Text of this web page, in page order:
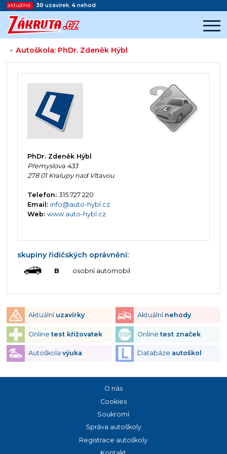
aktuálně: 30 uzavírek, 4 nehod
>Autoškola: PhDr. Zdeněk Hýbl
Začátek reklamy
Konec reklamy
PhDr. Zdeněk Hýbl
Přemyslova 433
278 01 Kralupy nad Vltavou
Telefon: 315 727 220
Email: info@auto-hybl.cz
Web: www.auto-hybl.cz
skupiny řidičských oprávnění:
B osobní automobil
Aktuální uzavírky Aktuální nehody
Onlinetest křižovatek Onlinetest značek
Autoškola výuka Databáze autoškol
O nás
Cookies
Soukromí
Správa autoškoly
Registrace autoškoly